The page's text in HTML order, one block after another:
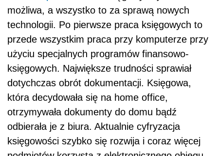
możliwa, a wszystko to za sprawą nowych
technologii. Po pierwsze praca księgowych to
przede wszystkim praca przy komputerze przy
użyciu specjalnych programów finansowo-
księgowych. Największe trudności sprawiał
dotychczas obrót dokumentacji. Księgowa,
która decydowała się na home office,
otrzymywała dokumenty do domu bądź
odbierała je z biura. Aktualnie cyfryzacja
księgowości szybko się rozwija i coraz więcej